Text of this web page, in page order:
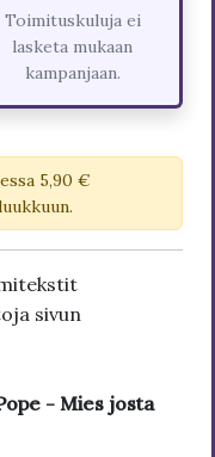
Toimituskuluja ei
lasketa mukaan
kampanjaan.
5,90 €
sivun
- Mies josta